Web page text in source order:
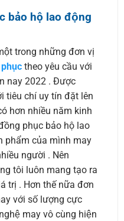
bảo hộ lao động
trong những đơn vị
theo yêu cầu với
nay 2022 . Được
tiêu chí uy tín đặt lên
hơn nhiều năm kinh
phục bảo hộ lao
phẩm của mình may
người . Nên
tôi luôn mang tạo ra
trị . Hơn thế nữa đơn
với số lượng cực
may vô cùng hiện